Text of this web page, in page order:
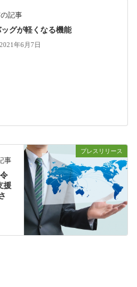
記事
グが軽くなる機能
年6月7日
プレスリリース
事
援